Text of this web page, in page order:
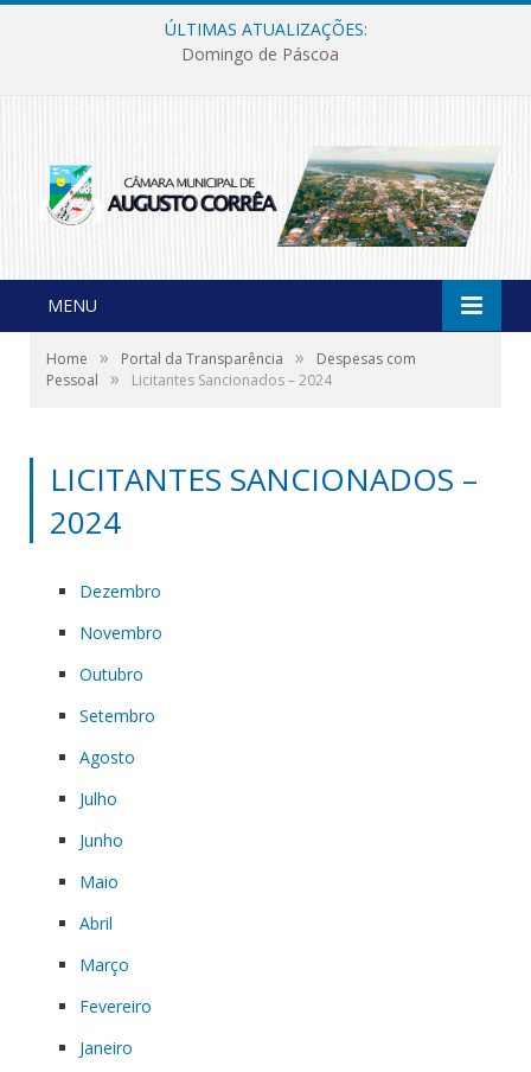
ÚLTIMAS ATUALIZAÇÕES:
Domingo de Páscoa
MENU
Home » Portal da Transparência »
Despesas com
Pessoal
» Licitantes Sancionados – 2024
LICITANTES SANCIONADOS –
2024
Dezembro
Novembro
Outubro
Setembro
Agosto
Julho
Junho
Maio
Abril
Março
Fevereiro
Janeiro